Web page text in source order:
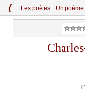
{ Les poètes Un poème